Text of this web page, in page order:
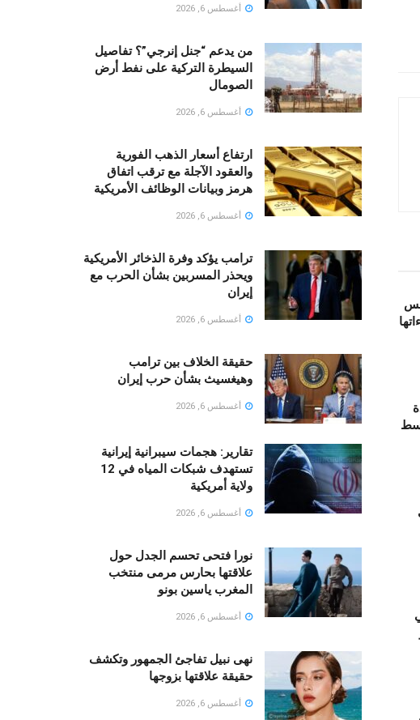
أغسطس 6, 2026
من يدعم “جنل إنرجي”؟ تفاصيل
السيطرة التركية على نفط أرض
الصومال
أغسطس 6, 2026
ارتفاع أسعار الذهب الفورية
والعقود الآجلة مع ترقب اتفاق
هرمز وبيانات الوظائف الأمريكية
أغسطس 6, 2026
ترامب يؤكد وفرة الذخائر الأمريكية
ويحذر المسربين بشأن الحرب مع
إيران
أغسطس 6, 2026
حقيقة الخلاف بين ترامب
وهيغسيث بشأن حرب إيران
أغسطس 6, 2026
تقارير: هجمات سيبرانية إيرانية
تستهدف شبكات المياه في 12
ولاية أمريكية
أغسطس 6, 2026
نورا فتحى تحسم الجدل حول
علاقتها بحارس مرمى منتخب
المغرب ياسين بونو ‏
أغسطس 6, 2026
نهى نبيل تفاجئ الجمهور وتكشف
حقيقة علاقتها بزوجها
أغسطس 6, 2026